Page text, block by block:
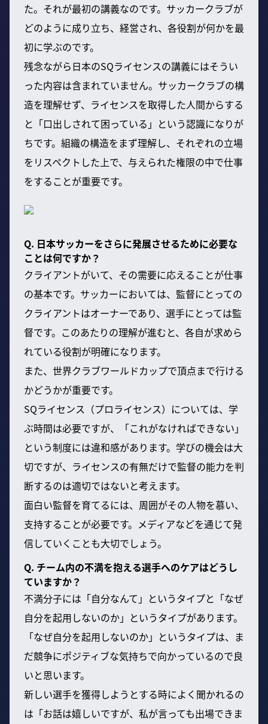
た。それが最初の講義なのです。サッカークラブが
どのように成り立ち、経営され、各役割が何かを最
初に学ぶのです。
残念ながら日本のSQライセンスの講義にはそうい
った内容は含まれていません。サッカークラブの構
造を理解せず、ライセンスを取得した人間からする
と「口出しされて困っている」という認識になりが
ちです。組織の構造をまず理解し、それぞれの立場
をリスペクトした上で、与えられた権限の中で仕事
をすることが重要です。
Q. 日本サッカーをさらに発展させるために必要な
ことは何ですか？
クライアントがいて、その需要に応えることが仕事
の基本です。サッカーにおいては、監督にとっての
クライアントはオーナーであり、選手にとっては監
督です。このあたりの理解が進むと、各自が求めら
れている役割が明確になります。
また、世界クラブワールドカップで頂点まで行ける
かどうかが重要です。
SQライセンス（プロライセンス）については、学
ぶ時間は必要ですが、「これがなければできない」
という制度には違和感があります。学びの機会は大
切ですが、ライセンスの有無だけで監督の能力を判
断するのは適切ではないと考えます。
面白い監督を育てるには、周囲がその人物を慕い、
支持することが必要です。メディアなどを通じて発
信していくことも大切でしょう。
Q. チーム内の不満を抱える選手へのケアはどうし
ていますか？
不満分子には「自分なんて」というタイプと「なぜ
自分を起用しないのか」というタイプがあります。
「なぜ自分を起用しないのか」というタイプは、ま
だ競争にポジティブな気持ちで向かっているので良
いと思います。
新しい選手を獲得しようとする時によく聞かれるの
は「お話は嬉しいですが、私が言っても出場できま